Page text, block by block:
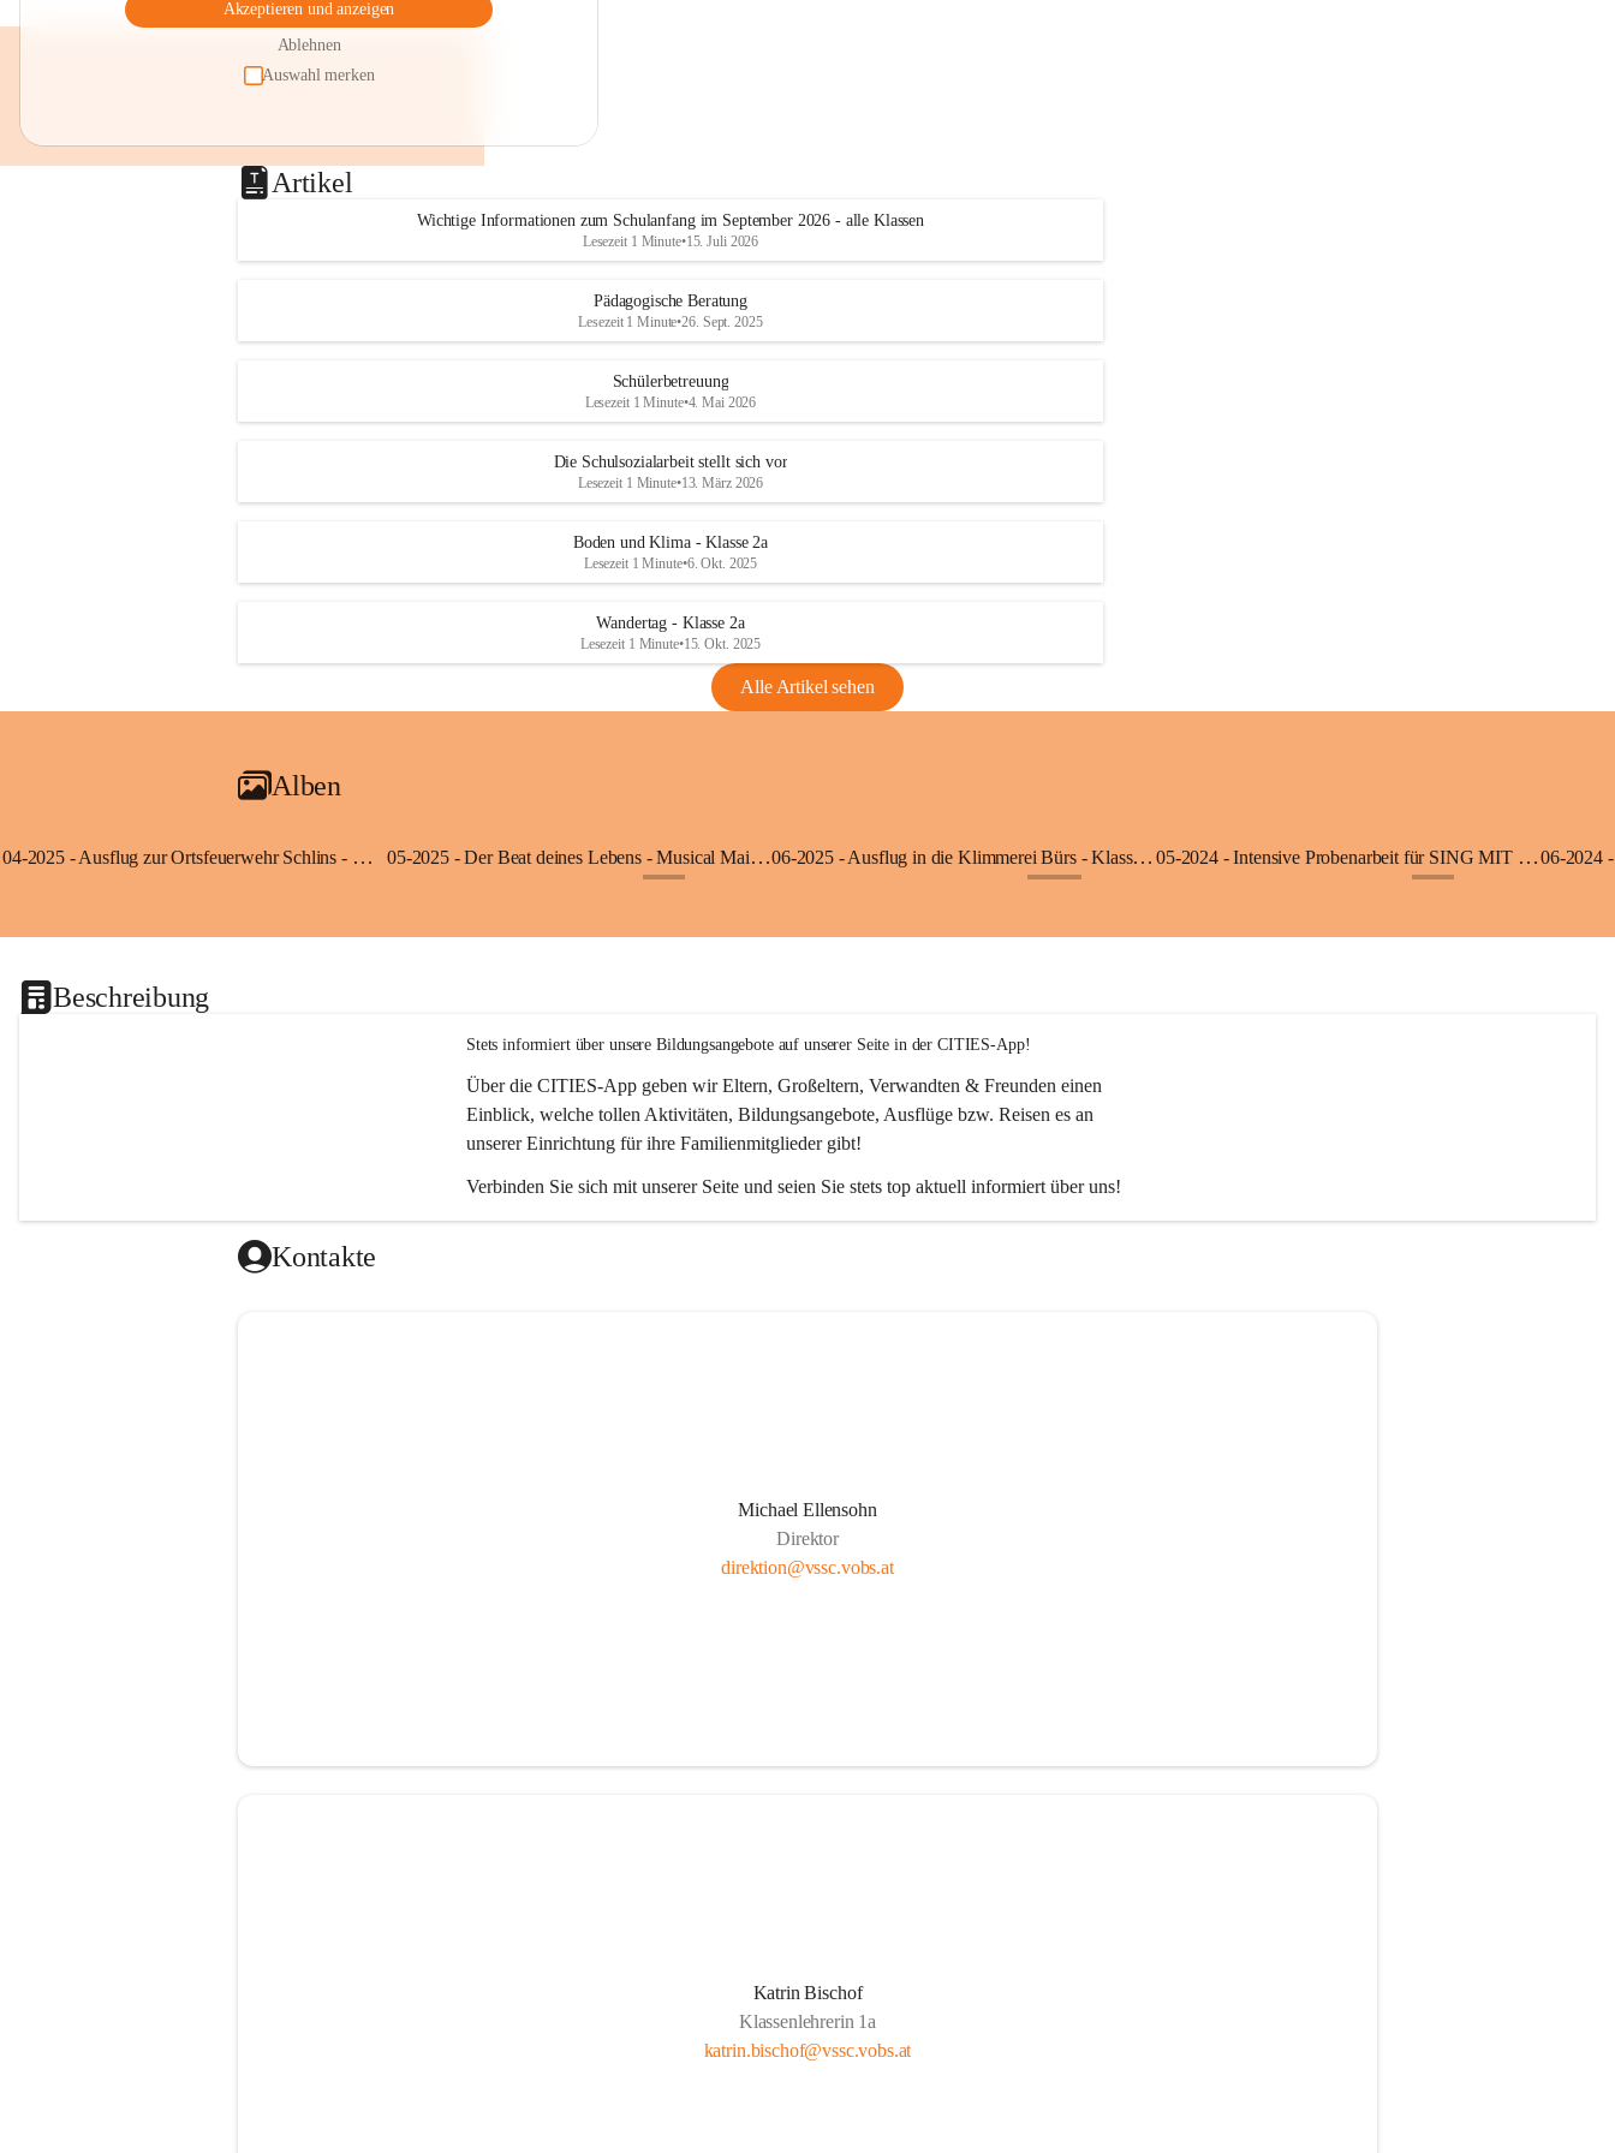
Akzeptieren und anzeigen
Ablehnen
Auswahl merken
Artikel
Wichtige Informationen zum Schulanfang im September 2026 - alle Klassen
Lesezeit 1 Minute•15. Juli 2026
Pädagogische Beratung
Lesezeit 1 Minute•26. Sept. 2025
Schülerbetreuung
Lesezeit 1 Minute•4. Mai 2026
Die Schulsozialarbeit stellt sich vor
Lesezeit 1 Minute•13. März 2026
Boden und Klima - Klasse 2a
Lesezeit 1 Minute•6. Okt. 2025
Wandertag - Klasse 2a
Lesezeit 1 Minute•15. Okt. 2025
Alle Artikel sehen
Alben
04-2025 - Ausflug zur Ortsfeuerwehr Schlins - Klassen 3a und 3b 05-2025 - Der Beat deines Lebens - Musical Mai 2025 06-2025 - Ausflug in die Klimmerei Bürs - Klasse 1a 05-2024 - Intensive Probenarbeit für SING MIT - Klasse 3b06-2024
Beschreibung
Stets informiert über unsere Bildungsangebote auf unserer Seite in der CITIES-App!
Über die CITIES-App geben wir Eltern, Großeltern, Verwandten & Freunden einen
Einblick, welche tollen Aktivitäten, Bildungsangebote, Ausflüge bzw. Reisen es an
unserer Einrichtung für ihre Familienmitglieder gibt!
Verbinden Sie sich mit unserer Seite und seien Sie stets top aktuell informiert über uns!
Kontakte
Michael Ellensohn
Direktor
direktion@vssc.vobs.at
Katrin Bischof
Klassenlehrerin 1a
katrin.bischof@vssc.vobs.at